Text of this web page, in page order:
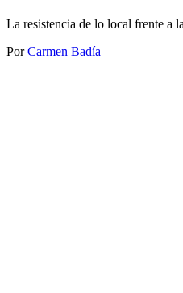
La resistencia de lo local frente a
Por Carmen Badía